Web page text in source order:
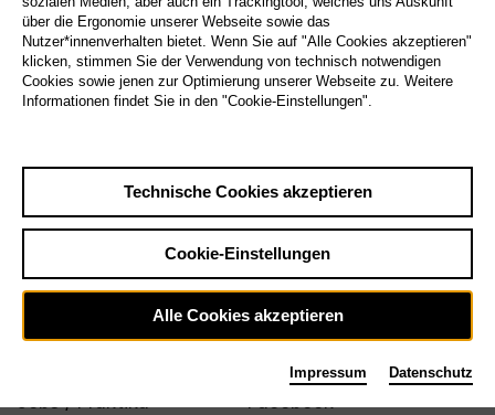
Spielplan
Jobs / Praktika
Facebook
über die Ergonomie unserer Webseite sowie das
Nutzer*innenverhalten bietet. Wenn Sie auf "Alle Cookies akzeptieren"
klicken, stimmen Sie der Verwendung von technisch notwendigen
Cookies sowie jenen zur Optimierung unserer Webseite zu. Weitere
Informationen findet Sie in den "Cookie-Einstellungen".
Technische Cookies akzeptieren
Cookie-Einstellungen
Alle Cookies akzeptieren
Impressum Datenschutz